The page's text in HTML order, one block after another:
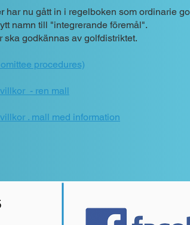
har nu gått in i regelboken som ordinarie
namn till "integrerande föremål".
godkännas av golfdistriktet.
procedures)
- ren mall
. mall med information